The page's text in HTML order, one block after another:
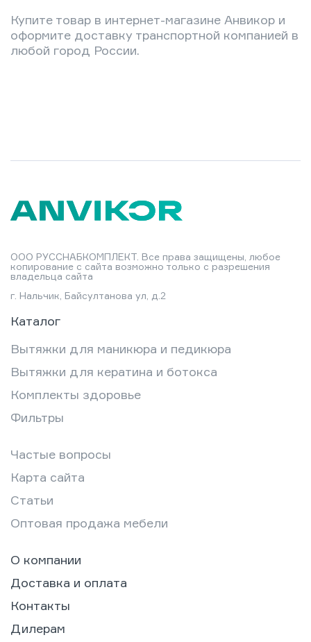
Купите товар в интернет-магазине Анвикор и
оформите доставку транспортной компанией в
любой город России.
ООО РУССНАБКОМПЛЕКТ. Все права защищены, любое
копирование с сайта возможно только с разрешения
владельца сайта
г. Нальчик, Байсултанова ул, д.2
Каталог
Вытяжки для маникюра и педикюра
Вытяжки для кератина и ботокса
Комплекты здоровье
Фильтры
Частые вопросы
Карта сайта
Статьи
Оптовая продажа мебели
О компании
Доставка и оплата
Контакты
Дилерам